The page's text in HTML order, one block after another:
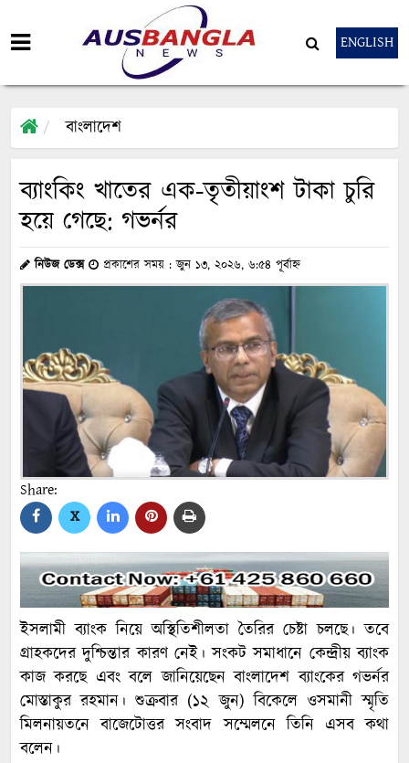
ENGLISH
বাংলাদেশ
ব্যাংকিং খাতের এক-তৃতীয়াংশ টাকা চুরি
হয়ে গেছে: গভর্নর
নিউজ ডেক্স প্রকাশের সময় : জুন ১৩, ২০২৬, ৬:৫৪ পূর্বাহ্ন
Share:
X
ইসলামী ব্যাংক নিয়ে অস্থিতিশীলতা তৈরির চেষ্টা চলছে। তবে
গ্রাহকদের দুশ্চিন্তার কারণ নেই। সংকট সমাধানে কেন্দ্রীয় ব্যাংক
কাজ করছে এবং বলে জানিয়েছেন বাংলাদেশ ব্যাংকের গভর্নর
মোস্তাকুর রহমান। শুক্রবার (১২ জুন) বিকেলে ওসমানী স্মৃতি
মিলনায়তনে বাজেটোত্তর সংবাদ সম্মেলনে তিনি এসব কথা
বলেন।